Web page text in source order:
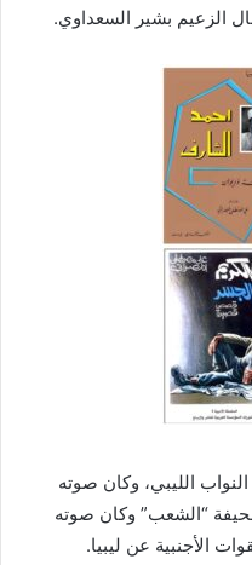
الزعيم بشير السعداوي.
النواب الليبي، وكان صوته
“الشعب” وكان صوته
الأجنبية عن ليبيا.